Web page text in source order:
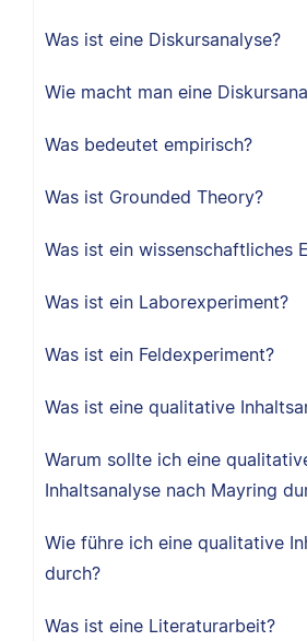
Was ist eine Diskursanalyse?
Wie macht man eine
Was bedeutet empirisch?
Was ist Grounded Theory?
Was ist ein wissenschaftliches
Was ist ein Laborexperiment?
Was ist ein Feldexperiment?
Was ist eine qualitative
Warum sollte ich eine
Inhaltsanalyse nach Mayring
Wie führe ich eine qualitative
durch?
Was ist eine Literaturarbeit?